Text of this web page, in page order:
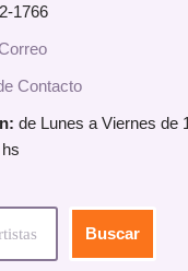
1766
Contacto
de Lunes a Viernes de
Buscar